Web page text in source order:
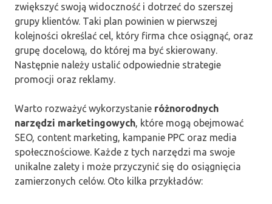
zwiększyć swoją widoczność i dotrzeć do szerszej
grupy klientów. Taki plan powinien w pierwszej
kolejności określać cel, który firma chce osiągnąć, oraz
grupę docelową, do której ma być skierowany.
Następnie należy ustalić odpowiednie strategie
promocji oraz reklamy.
Warto rozważyć wykorzystanie różnorodnych
narzędzi marketingowych, które mogą obejmować
SEO, content marketing, kampanie PPC oraz media
społecznościowe. Każde z tych narzędzi ma swoje
unikalne zalety i może przyczynić się do osiągnięcia
zamierzonych celów. Oto kilka przykładów: